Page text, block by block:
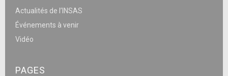
Actualités de l’INSAS
Événements à venir
Vidéo
PAGES